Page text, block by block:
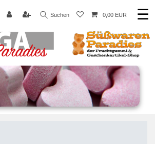
Suchen 0,00 EUR ☰